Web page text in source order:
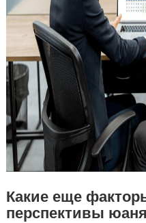
Какие еще
перспективы юаня